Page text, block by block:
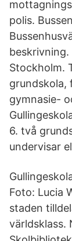
polis.
beskrivning.
Stockholm.
grundskola,
gymnasie-
6. två
undervisar
Foto: Lucia
staden
världsklass.